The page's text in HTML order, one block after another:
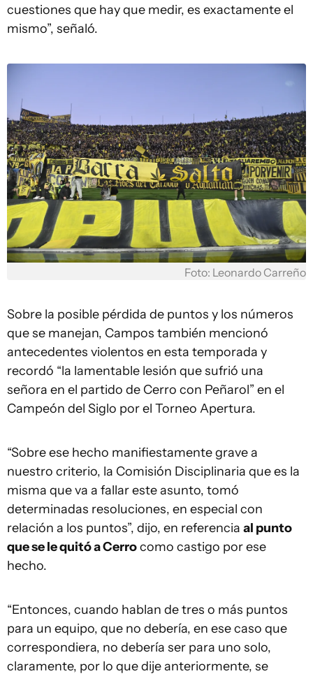
cuestiones que hay que medir, es exactamente el
mismo”, señaló.
Foto: Leonardo Carreño
Sobre la posible pérdida de puntos y los números
que se manejan, Campos también mencionó
antecedentes violentos en esta temporada y
recordó “la lamentable lesión que sufrió una
señora en el partido de Cerro con Peñarol” en el
Campeón del Siglo por el Torneo Apertura.
“Sobre ese hecho manifiestamente grave a
nuestro criterio, la Comisión Disciplinaria que es la
misma que va a fallar este asunto, tomó
determinadas resoluciones, en especial con
relación a los puntos”, dijo, en referencia al punto
que se le quitó a Cerrocomo castigo por ese
hecho.
“Entonces, cuando hablan de tres o más puntos
para un equipo, que no debería, en ese caso que
correspondiera, no debería ser para uno solo,
claramente, por lo que dije anteriormente, se